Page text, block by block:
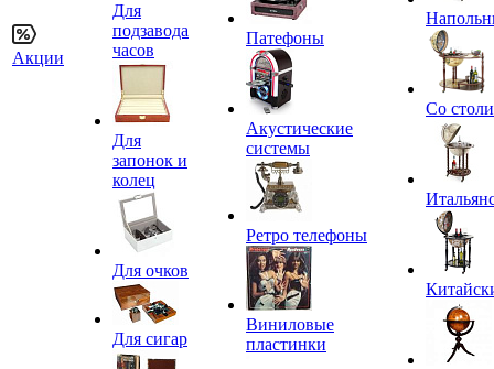
Акции
Для
подзавода
часов
Для
запонок и
колец
Для очков
Для сигар
Патефоны
Акустические
системы
Ретро телефоны
Виниловые
пластинки
Со